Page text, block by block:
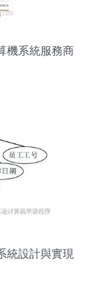
機系統服務商
統設計與實現